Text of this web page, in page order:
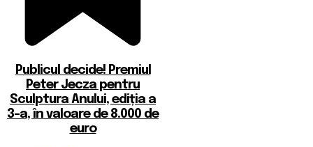
Publicul decide! Premiul
Peter Jecza pentru
Sculptura Anului, ediția a
3-a, în valoare de 8.000 de
euro